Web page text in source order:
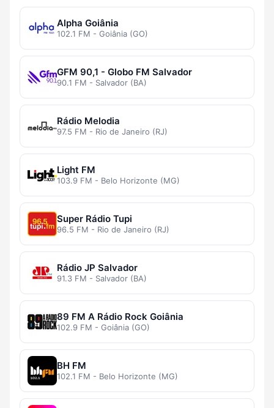
Alpha Goiânia
102.1 FM - Goiânia (GO)
GFM 90,1 - Globo FM Salvador
90.1 FM - Salvador (BA)
Rádio Melodia
97.5 FM - Rio de Janeiro (RJ)
Light FM
103.9 FM - Belo Horizonte (MG)
Super Rádio Tupi
96.5 FM - Rio de Janeiro (RJ)
Rádio JP Salvador
91.3 FM - Salvador (BA)
89 FM A Rádio Rock Goiânia
102.9 FM - Goiânia (GO)
BH FM
102.1 FM - Belo Horizonte (MG)